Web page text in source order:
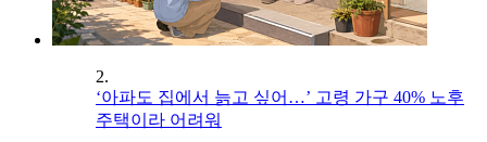
2.
‘아파도 집에서 늙고 싶어…’ 고령 가구 40% 노후
주택이라 어려워